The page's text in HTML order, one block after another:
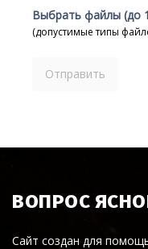
Выбрать файлы (до
(допустимые типы
ВОПРОС
Сайт создан для